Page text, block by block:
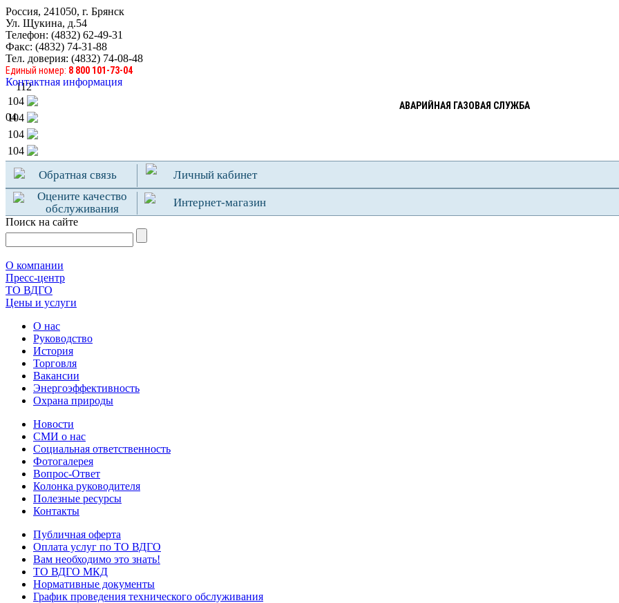
Россия, 241050, г. Брянск
Ул. Щукина, д.54
Телефон: (4832) 62-49-31
Факс: (4832) 74-31-88
Тел. доверия: (4832) 74-08-48
Единый номер: 8 800 101-73-04
Контактная информация
АВАРИЙНАЯ ГАЗОВАЯ СЛУЖБА
04
112
104
104
104
104
Обратная связь
Личный кабинет
Оцените качество
обслуживания
Интернет-магазин
Поиск на сайте
О компании
Пресс-центр
TO ВДГО
Цены и услуги
О нас
Руководство
История
Торговля
Вакансии
Энергоэффективность
Охрана природы
Новости
СМИ о нас
Социальная ответственность
Фотогалерея
Вопрос-Ответ
Колонка руководителя
Полезные ресурсы
Контакты
Публичная оферта
Оплата услуг по ТО ВДГО
Вам необходимо это знать!
ТО ВДГО МКД
Нормативные документы
График проведения технического обслуживания